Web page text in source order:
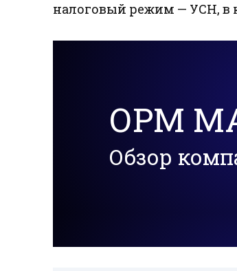
налоговый режим — УСН, в
ОРМ
Обзор